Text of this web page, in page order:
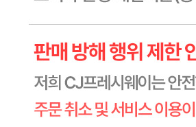
포장단위별 수량
상세페이지참고
원재료명 및 함량
상세페이지참고
영양성분
상세페이지참고
유전자변형식품에 해당하는 경우의 표시